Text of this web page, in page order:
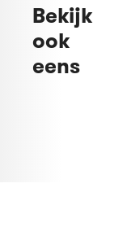
Bekijk
ook
eens